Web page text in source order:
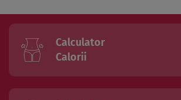
Calculator
Calorii